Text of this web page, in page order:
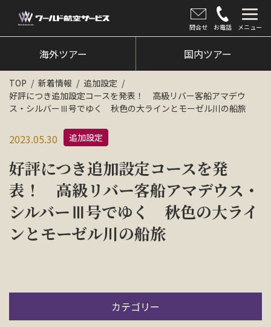
問合せ お電話 メニュー
海外ツアー
国内ツアー
クルーズツアー
ツアー催行状況
旅のひろば
イベント
新着情報
会社情報
海外ツアー 国内ツアー
TOP 新着情報
追加設定
好評につき追加設定コースを発表！ 高級リバー客船アマデウ
ス・シルバーⅢ号でゆく 秋色の大ラインとモーゼル川の船旅
2023.05.30 追加設定
好評につき追加設定コースを発
表！ 高級リバー客船アマデウス・
シルバーⅢ号でゆく 秋色の大ライ
ンとモーゼル川の船旅
カテゴリー